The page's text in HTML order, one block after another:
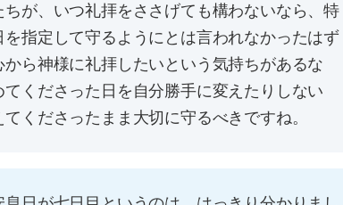
ちが、いつ礼拝をささげても構わないなら、特
を指定して守るようにとは言われなかったはず
から神様に礼拝したいという気持ちがあるな
てくださった日を自分勝手に変えたりしない
てくださったまま大切に守るべきですね。